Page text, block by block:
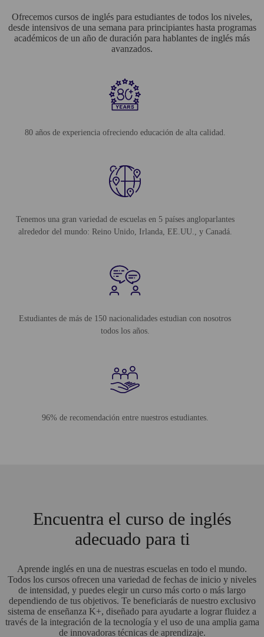
Ofrecemos cursos de inglés para estudiantes de todos los niveles,
desde intensivos de una semana para principiantes hasta programas
académicos de un año de duración para hablantes de inglés más
avanzados.
80 años de experiencia ofreciendo educación de alta calidad.
Tenemos una gran variedad de escuelas en 5 países angloparlantes
alrededor del mundo: Reino Unido, Irlanda, EE.UU., y Canadá.
Estudiantes de más de 150 nacionalidades estudian con nosotros
todos los años.
96% de recomendación entre nuestros estudiantes.
Encuentra el curso de inglés
adecuado para ti
Aprende inglés en una de nuestras escuelas en todo el mundo.
Todos los cursos ofrecen una variedad de fechas de inicio y niveles
de intensidad, y puedes elegir un curso más corto o más largo
dependiendo de tus objetivos. Te beneficiarás de nuestro exclusivo
sistema de enseñanza K+, diseñado para ayudarte a lograr fluidez a
través de la integración de la tecnología y el uso de una amplia gama
de innovadoras técnicas de aprendizaje.